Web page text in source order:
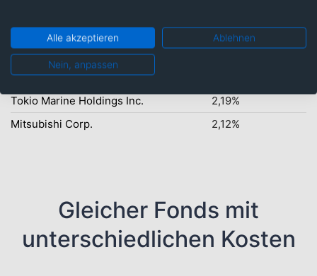
Toyota Motor Corp.
2,74%
SoftBank Group Corp.
Sumitomo Electric Ind. Ltd.
Tokio Marine Holdings Inc.
2,19%
Mitsubishi Corp.
2,12%
Gleicher Fonds mit
unterschiedlichen Kosten
Alle akzeptieren Ablehnen
Nein, anpassen